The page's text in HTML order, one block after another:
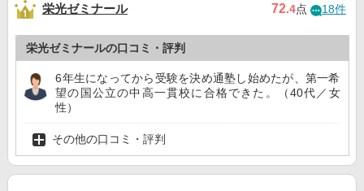
栄光ゼミナール 72.4点 18件
栄光ゼミナールの口コミ・評判
6年生になってから受験を決め通塾し始めたが、第一希
望の国公立の中高一貫校に合格できた。（40代／女
性）
その他の口コミ・評判